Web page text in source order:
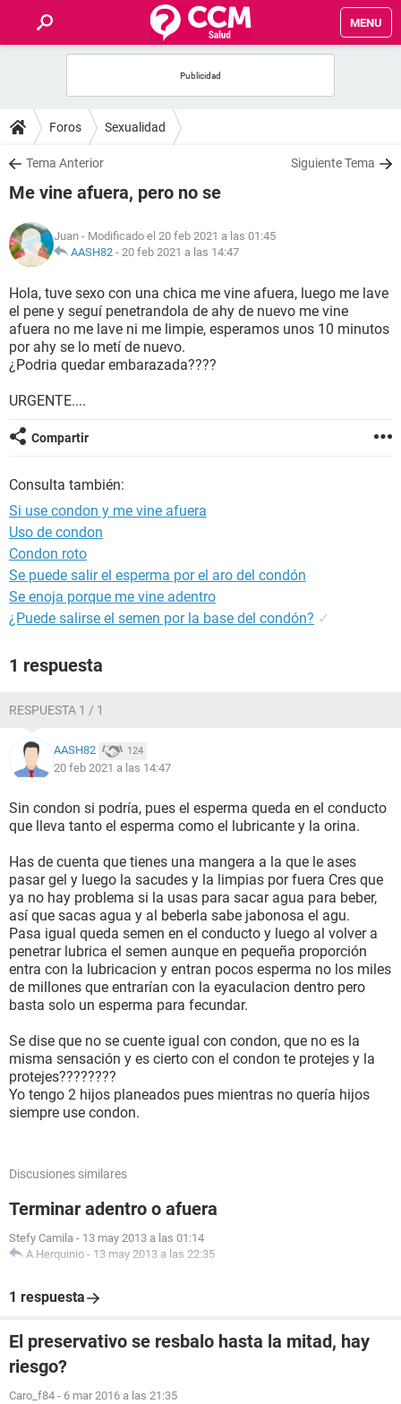
MENU
FOROS
SALUD
NUTRICIÓN
BIENESTAR
SEXUALIDAD
Foros Sexualidad
Tema Anterior Siguiente Tema
Me vine afuera, pero no se
Juan - Modificado el 20 feb 2021 a las 01:45
AASH82 - 20 feb 2021 a las 14:47
Hola, tuve sexo con una chica me vine afuera, luego me lave
el pene y seguí penetrandola de ahy de nuevo me vine
afuera no me lave ni me limpie, esperamos unos 10 minutos
por ahy se lo metí de nuevo.
¿Podria quedar embarazada????
URGENTE....
Compartir
Consulta también:
Si use condon y me vine afuera
Uso de condon
Condon roto
Se puede salir el esperma por el aro del condón
Se enoja porque me vine adentro
¿Puede salirse el semen por la base del condón? ✓
1 respuesta
RESPUESTA 1 / 1
AASH82 124
20 feb 2021 a las 14:47
Sin condon si podría, pues el esperma queda en el conducto
que lleva tanto el esperma como el lubricante y la orina.
Has de cuenta que tienes una mangera a la que le ases
pasar gel y luego la sacudes y la limpias por fuera Cres que
ya no hay problema si la usas para sacar agua para beber,
así que sacas agua y al beberla sabe jabonosa el agu.
Pasa igual queda semen en el conducto y luego al volver a
penetrar lubrica el semen aunque en pequeña proporción
entra con la lubricacion y entran pocos esperma no los miles
de millones que entrarían con la eyaculacion dentro pero
basta solo un esperma para fecundar.
Se dise que no se cuente igual con condon, que no es la
misma sensación y es cierto con el condon te protejes y la
protejes????????
Yo tengo 2 hijos planeados pues mientras no quería hijos
siempre use condon.
Discusiones similares
Terminar adentro o afuera
Stefy Camila - 13 may 2013 a las 01:14
A.Herquinio - 13 may 2013 a las 22:35
1 respuesta
El preservativo se resbalo hasta la mitad, hay
riesgo?
Caro_f84 - 6 mar 2016 a las 21:35